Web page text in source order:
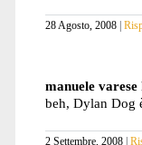
28 Agosto, 2008
manuele varese
beh, Dylan Dog
2 Settembre, 2008